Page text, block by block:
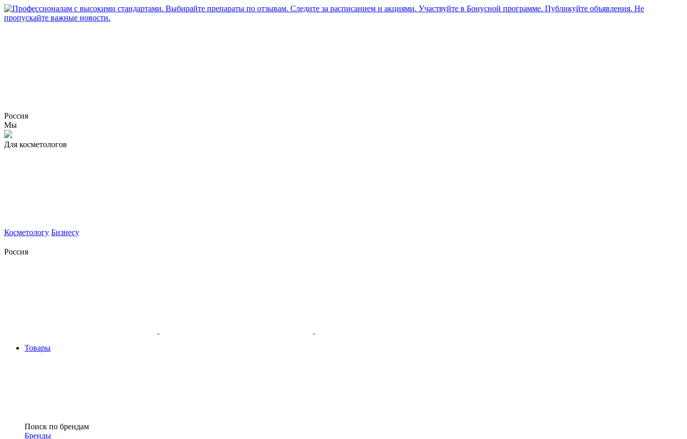
Россия
Мы
Для косметологов
Косметологу Бизнесу
Россия
Товары
Поиск по брендам
Бренды